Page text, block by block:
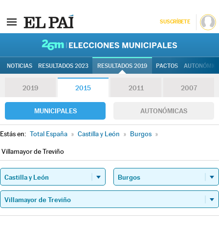
SUSCRÍBETE
NOTICIAS RESULTADOS 2023 RESULTADOS 2019 PACTOS
2019 2015 2011 2007
MUNICIPALES AUTONÓMICAS
Estás en: Total España » Castilla y León » Burgos »
Villamayor de Treviño